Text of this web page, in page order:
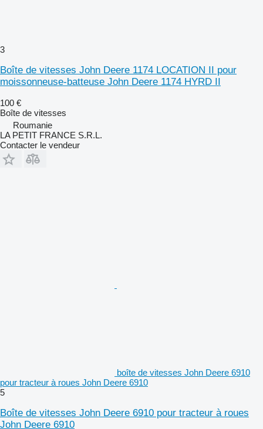
3
Boîte de vitesses John Deere 1174 LOCATION II pour
moissonneuse-batteuse John Deere 1174 HYRD II
100 €
Boîte de vitesses
Roumanie
LA PETIT FRANCE S.R.L.
Contacter le vendeur
boîte de vitesses John Deere 6910
pour tracteur à roues John Deere 6910
5
Boîte de vitesses John Deere 6910 pour tracteur à roues
John Deere 6910